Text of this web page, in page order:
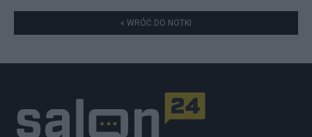
« WRÓĆ DO NOTKI